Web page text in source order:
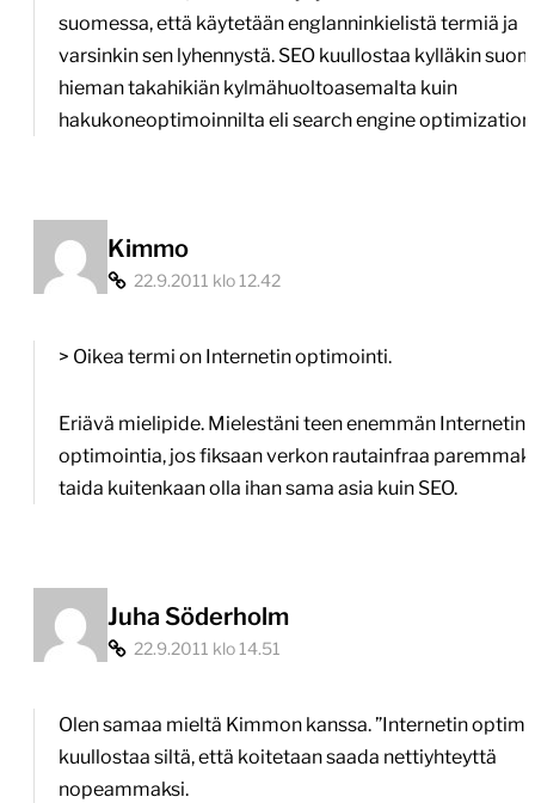
suomessa, että käytetään englanninkielistä termiä ja
varsinkin sen lyhennystä. SEO kuullostaa kylläkin
hieman takahikiän kylmähuoltoasemalta kuin
hakukoneoptimoinnilta eli search engine
Kimmo
22.9.2011 klo 12.42
> Oikea termi on Internetin optimointi.
Eriävä mielipide. Mielestäni teen enemmän Internetin
optimointia, jos fiksaan verkon rautainfraa
taida kuitenkaan olla ihan sama asia kuin SEO.
Juha Söderholm
22.9.2011 klo 14.51
Olen samaa mieltä Kimmon kanssa. ”Internetin
kuullostaa siltä, että koitetaan saada nettiyhteyttä
nopeammaksi.